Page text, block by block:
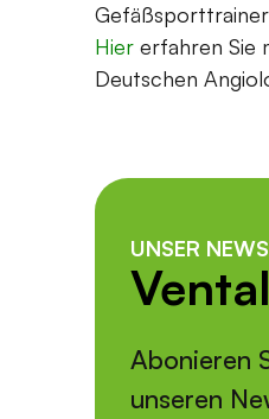
Gefäßsporttrainer
Hier erfahren Sie
Deutschen
UNSER
Abonieren
unseren